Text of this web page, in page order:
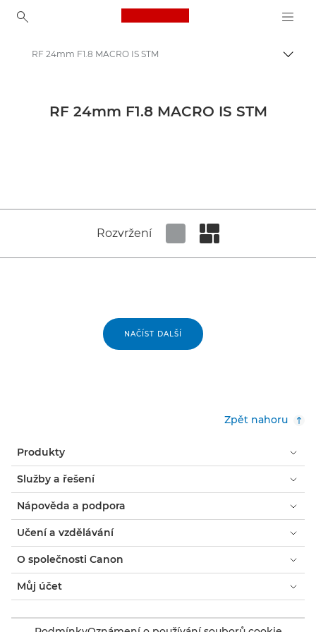
Canon Logo, back to
Tiskové centrum
RF 24mm F1.8 MACRO IS STM
RF 24mm F1.8 MACRO IS STM
Rozvržení
NAČÍST DALŠÍ
Zpět nahoru
Produkty
Služby a řešení
Nápověda a podpora
Učení a vzdělávání
O společnosti Canon
Můj účet